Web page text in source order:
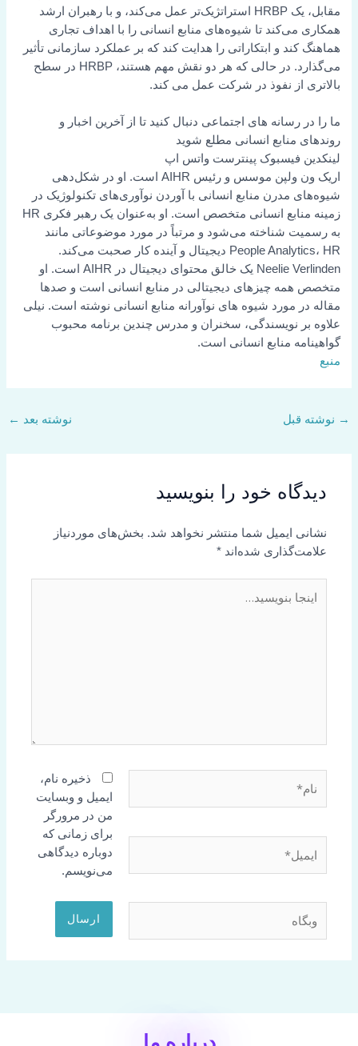
مقابل، یک HRBP استراتژیک‌تر عمل می‌کند، و با رهبران ارشد
همکاری می‌کند تا شیوه‌های منابع انسانی را با اهداف تجاری
هماهنگ کند و ابتکاراتی را هدایت کند که بر عملکرد سازمانی تأثیر
می‌گذارد. در حالی که هر دو نقش مهم هستند، HRBP در سطح
بالاتری از نفوذ در شرکت عمل می کند.
ما را در رسانه های اجتماعی دنبال کنید تا از آخرین اخبار و
روندهای منابع انسانی مطلع شوید
لینکدین فیسبوک پینترست واتس اپ
اریک ون ولپن موسس و رئیس AIHR است. او در شکل‌دهی
شیوه‌های مدرن منابع انسانی با آوردن نوآوری‌های تکنولوژیک در
زمینه منابع انسانی متخصص است. او به‌عنوان یک رهبر فکری HR
به رسمیت شناخته می‌شود و مرتباً در مورد موضوعاتی مانند
People Analytics، HR دیجیتال و آینده کار صحبت می‌کند.
Neelie Verlinden یک خالق محتوای دیجیتال در AIHR است. او
متخصص همه چیزهای دیجیتالی در منابع انسانی است و صدها
مقاله در مورد شیوه های نوآورانه منابع انسانی نوشته است. نیلی
علاوه بر نویسندگی، سخنران و مدرس چندین برنامه محبوب
گواهینامه منابع انسانی است.
منبع
→ نوشته قبل نوشته بعد ←
دیدگاه‌ خود را بنویسید
نشانی ایمیل شما منتشر نخواهد شد. بخش‌های موردنیاز
علامت‌گذاری شده‌اند*
بنویسید…
ذخیره نام،
ایمیل و وبسایت
من در مرورگر
برای زمانی که
دوباره دیدگاهی
می‌نویسم.